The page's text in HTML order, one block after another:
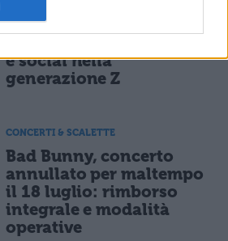
sei a rischio: l'allarme
e social nella
generazione Z
CONCERTI & SCALETTE
Bad Bunny, concerto
annullato per maltempo
il 18 luglio: rimborso
integrale e modalità
operative